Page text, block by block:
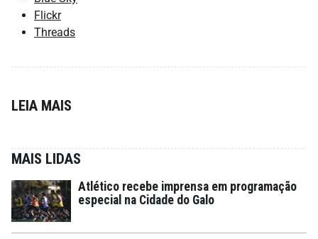
Flickr
Threads
LEIA MAIS
MAIS LIDAS
Atlético recebe imprensa em programação
especial na Cidade do Galo